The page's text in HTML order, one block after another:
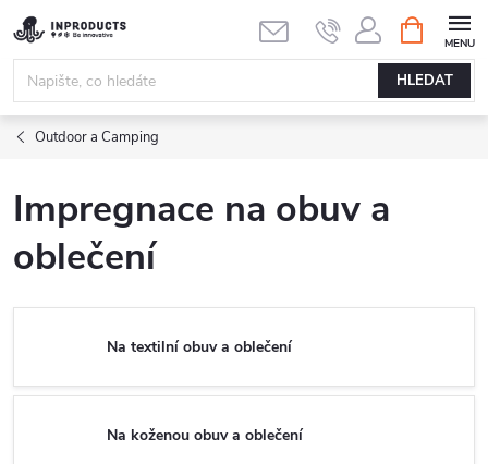
Přejít
na
obsah
HLEDAT
NÁKUPNÍ
KOŠÍK
Outdoor a Camping
Impregnace na obuv a
oblečení
Na textilní obuv a oblečení
Na koženou obuv a oblečení